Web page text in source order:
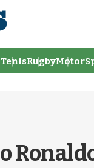
TenisRugby